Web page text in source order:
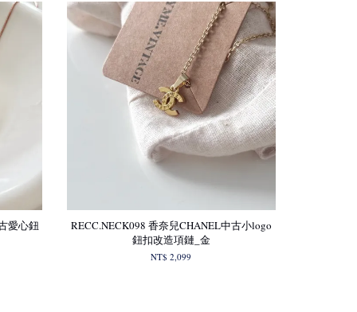
愛心鈕
RECC.NECK098 香奈兒CHANEL中古小logo
鈕扣改造項鏈_金
NT$ 2,099